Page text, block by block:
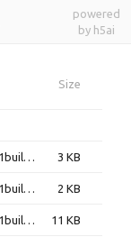
powered
by h5ai
Size
libcrypt-openssl-random-perl_0.04-1build6.diff.gz 3 KB
libcrypt-openssl-random-perl_0.04-1build6.dsc 2 KB
libcrypt-openssl-random-perl_0.04-1build6_amd64.deb 11 KB